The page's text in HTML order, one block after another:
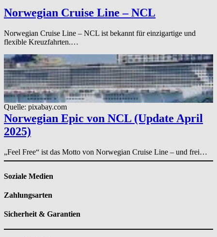
Norwegian Cruise Line – NCL
Norwegian Cruise Line – NCL ist bekannt für einzigartige und
flexible Kreuzfahrten.…
Quelle: pixabay.com
Norwegian Epic von NCL (Update April
2025)
„Feel Free“ ist das Motto von Norwegian Cruise Line – und frei…
Soziale Medien
Zahlungsarten
Sicherheit & Garantien